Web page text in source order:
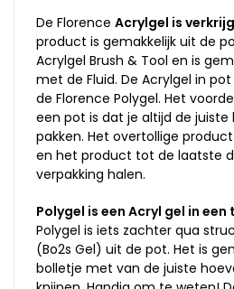
De Florence Acrylgel is
product is gemakkelijk uit de
Acrylgel Brush & Tool en is
met de Fluid. De Acrylgel in
de Florence Polygel. Het
een pot is dat je altijd de juiste
pakken. Het overtollige
en het product tot de laatste
verpakking halen.
Polygel is een Acryl gel in een
Polygel is iets zachter qua
(Bo2s Gel) uit de pot. Het is
bolletje met van de juiste